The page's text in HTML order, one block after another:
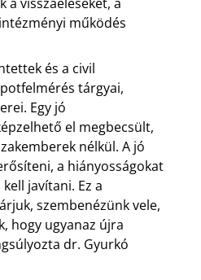
a visszaéléseket, a
működés
és a civil
tárgyai,
Egy jó
el megbecsült,
nélkül. A jó
a hiányosságokat
javítani. Ez a
szembenézünk vele,
hogy ugyanaz újra
dr. Gyurkó